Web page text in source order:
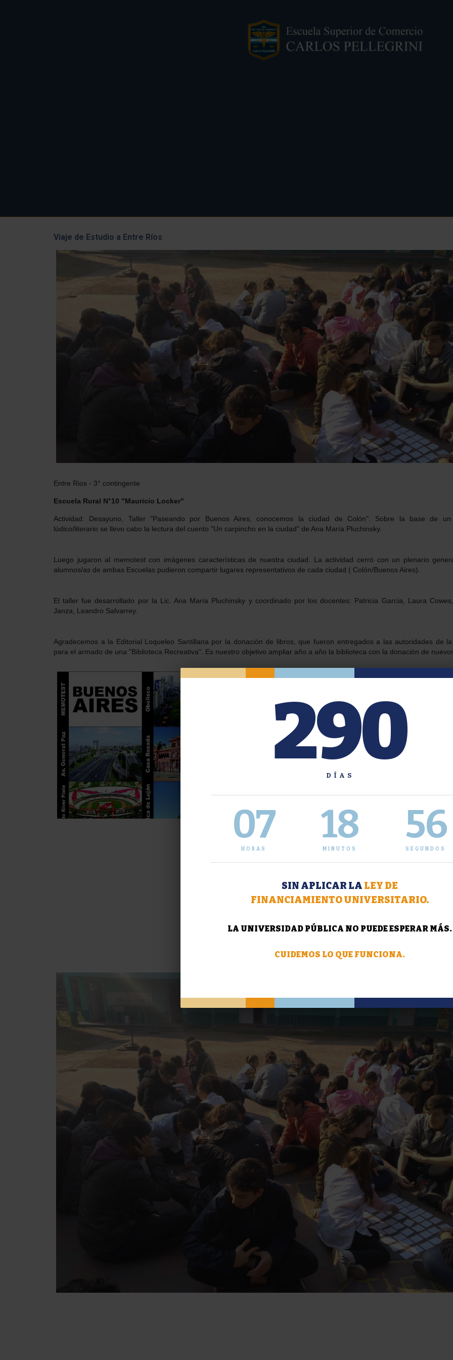
Viaje de Estudio a Entre Ríos
Entre Rios - 3° contingente
Escuela Rural N°10 "Mauricio Locker"
Actividad: Desayuno, Taller "Paseando por Buenos Aires, conocemos la ciudad de Colón". Sobre la base de un
lúdico/literario se llevo cabo la lectura del cuento "Un carpincho en la ciudad" de Ana María Pluchinsky.
Luego jugaron al memotest con imágenes características de nuestra ciudad. La actividad cerró con un plenario
alumnos/as de ambas Escuelas pudieron compartir lugares representativos de cada ciudad ( Colón/Buenos Aires).
El taller fue desarrollado por la Lic. Ana María Pluchinsky y coordinado por los docentes: Patricia Garcia, Laura
Janza, Leandro Salvarrey.
Agradecemos a la Editorial Loqueleo Santillana por la donación de libros, que fueron entregados a las autoridades de
para el armado de una "Biblioteca Recreativa". Es nuestro objetivo ampliar año a año la biblioteca con la donación de
290
DÍAS
07
HORAS
18
MINUTOS
57
SEGUNDOS
SIN APLICAR LA LEY DE
FINANCIAMIENTO UNIVERSITARIO.
LA UNIVERSIDAD PÚBLICA NO PUEDE ESPERAR MÁS.
CUIDEMOS LO QUE FUNCIONA.